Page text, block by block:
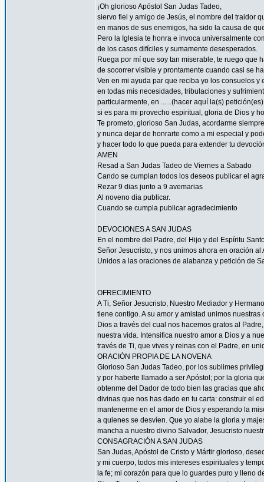
¡Oh glorioso Apóstol San Judas Tadeo,
siervo fiel y amigo de Jesús, el nombre del traidor
en manos de sus enemigos, ha sido la causa de
Pero la Iglesia te honra e invoca universalmente
de los casos difíciles y sumamente desesperados.
Ruega por mí que soy tan miserable, te ruego que
de socorrer visible y prontamente cuando casi se
Ven en mi ayuda par que reciba yo los consuelos y
en todas mis necesidades, tribulaciones y
particularmente, en ......(hacer aquí la(s)
si es para mi provecho espiritual, gloria de Dios y
Te prometo, glorioso San Judas, acordarme
y nunca dejar de honrarte como a mi especial y
y hacer todo lo que pueda para extender tu
AMEN
Resad a San Judas Tadeo de Viernes a Sabado
Cando se cumplan todos los deseos publicar el
Rezar 9 dias junto a 9 avemarias
Al noveno dia publicar.
Cuando se cumpla publicar agradecimiento
DEVOCIONES A SAN JUDAS
En el nombre del Padre, del Hijo y del Espíritu
Señor Jesucristo, y nos unimos ahora en oración
Unidos a las oraciones de alabanza y petición de
OFRECIMIENTO
A Ti, Señor Jesucristo, Nuestro Mediador y
tiene contigo. A su amor y amistad unimos
Dios a través del cual nos hacemos gratos al
nuestra vida. Intensifica nuestro amor a Dios y a
través de Ti, que vives y reinas con el Padre, en
ORACIÓN PROPIA DE LA NOVENA
Glorioso San Judas Tadeo, por los sublimes
y por haberte llamado a ser Apóstol; por la gloria
obtenme del Dador de todo bien las gracias que
divinas que nos has dado en tu carta: construir el
mantenerme en el amor de Dios y esperando la
a quienes se desvíen. Que yo alabe la gloria y
mancha a nuestro divino Salvador, Jesucristo
CONSAGRACIÓN A SAN JUDAS
San Judas, Apóstol de Cristo y Mártir glorioso,
y mi cuerpo, todos mis intereses espirituales y
la fe; mi corazón para que lo guardes puro y lleno